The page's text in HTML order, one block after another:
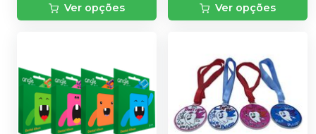
Ver opções Ver opções